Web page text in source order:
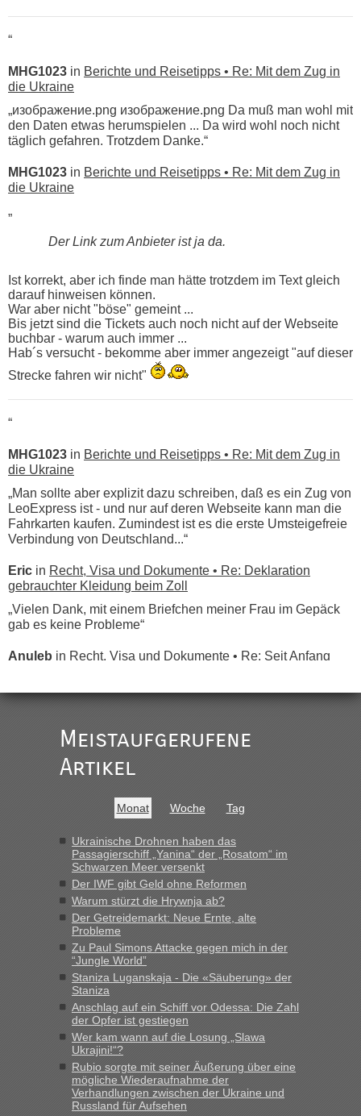
“
MHG1023 in Berichte und Reisetipps • Re: Mit dem Zug in
die Ukraine
„изображение.png изображение.png Da muß man wohl mit
den Daten etwas herumspielen ... Da wird wohl noch nicht
täglich gefahren. Trotzdem Danke.“
MHG1023 in Berichte und Reisetipps • Re: Mit dem Zug in
die Ukraine
„
Der Link zum Anbieter ist ja da.
Ist korrekt, aber ich finde man hätte trotzdem im Text gleich
darauf hinweisen können.
War aber nicht "böse" gemeint ...
Bis jetzt sind die Tickets auch noch nicht auf der Webseite
buchbar - warum auch immer ...
Hab´s versucht - bekomme aber immer angezeigt "auf dieser
Strecke fahren wir nicht"
“
MHG1023 in Berichte und Reisetipps • Re: Mit dem Zug in
die Ukraine
„Man sollte aber explizit dazu schreiben, daß es ein Zug von
LeoExpress ist - und nur auf deren Webseite kann man die
Fahrkarten kaufen. Zumindest ist es die erste Umsteigefreie
Verbindung von Deutschland...“
Eric in Recht, Visa und Dokumente • Re: Deklaration
gebrauchter Kleidung beim Zoll
„Vielen Dank, mit einem Briefchen meiner Frau im Gepäck
gab es keine Probleme“
Anuleb in Recht, Visa und Dokumente • Re: Seit Anfang
Verdacht.“
inRecht, Visa und Dokumente • Re: Seit Anfang des
Milliarden aufgedeckt
und du nicht damit handeln willst. So lange das nicht
Originalverpackt ist und ersichlich das nicht neu sollte es
keine Probleme geben“
Recht, Visa und Dokumente • Deklaration
gebrauchter Kleidung beim Zoll
„Hallo Leute, ich weiß nicht, ob ich hier richtig bin mit meiner
Anfrage. Ich möchte 4 Umzugskartons mit gebrauchter
Straßen Kleidung bei der Einreise in die Ukraine
mitnehmen. Es ist gebrauchte Kleidung...“
Berichte und Reisetipps • Re: An welchem
Grenzübergang zwischen Polen und der Ukraine geht es am
schnellsten?
„Wir sind mit unserem Wohnmobil, wie geplant am Montag
15.6. in Krakovets rüber. Sehr zeitig los gegen 5 Uhr in der
Früh. Mit sehr sehr wenig Verkehr, super bis zur Grenze. Nur
Meistaufgerufene
Artikel
Monat Woche Tag
Ukrainische Drohnen haben das
Passagierschiff „Yanina“ der „Rosatom“ im
Schwarzen Meer versenkt
Der IWF gibt Geld ohne Reformen
Warum stürzt die Hrywnja ab?
Der Getreidemarkt: Neue Ernte, alte
Probleme
Zu Paul Simons Attacke gegen mich in der
“Jungle World”
Staniza Luganskaja - Die «Säuberung» der
Staniza
Anschlag auf ein Schiff vor Odessa: Die Zahl
der Opfer ist gestiegen
Wer kam wann auf die Losung „Slawa
Ukrajini!“?
Rubio sorgte mit seiner Äußerung über eine
mögliche Wiederaufnahme der
Verhandlungen zwischen der Ukraine und
Russland für Aufsehen